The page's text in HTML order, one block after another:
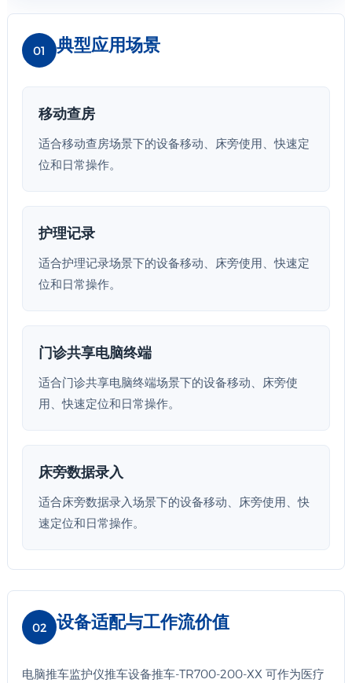
01 典型应用场景
移动查房
适合移动查房场景下的设备移动、床旁使用、快速定
位和日常操作。
护理记录
适合护理记录场景下的设备移动、床旁使用、快速定
位和日常操作。
门诊共享电脑终端
适合门诊共享电脑终端场景下的设备移动、床旁使
用、快速定位和日常操作。
床旁数据录入
适合床旁数据录入场景下的设备移动、床旁使用、快
速定位和日常操作。
02 设备适配与工作流价值
电脑推车监护仪推车设备推车-TR700-200-XX 可作为医疗